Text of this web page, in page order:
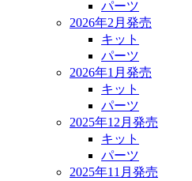
パーツ
2026年2月発売
キット
パーツ
2026年1月発売
キット
パーツ
2025年12月発売
キット
パーツ
2025年11月発売